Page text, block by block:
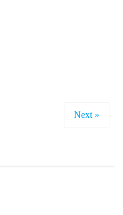
Next »